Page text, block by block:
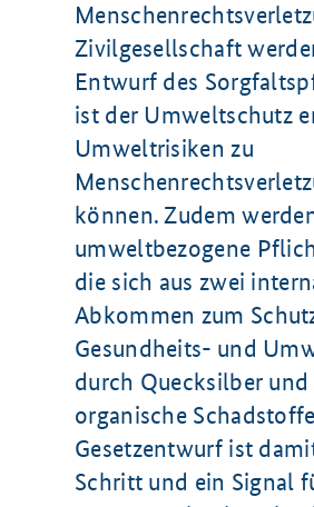
Zivilgesellschaft
Entwurf des
ist der Umweltschutz
Umweltrisiken zu
können. Zudem
umweltbezogene
die sich aus zwei
Abkommen zum
Gesundheits- und
durch Quecksilber
organische
Gesetzentwurf ist
Schritt und ein Signal